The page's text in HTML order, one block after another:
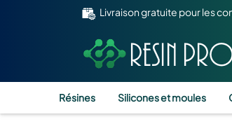
Livraison gratuite pour les
Résines Silicones et moules